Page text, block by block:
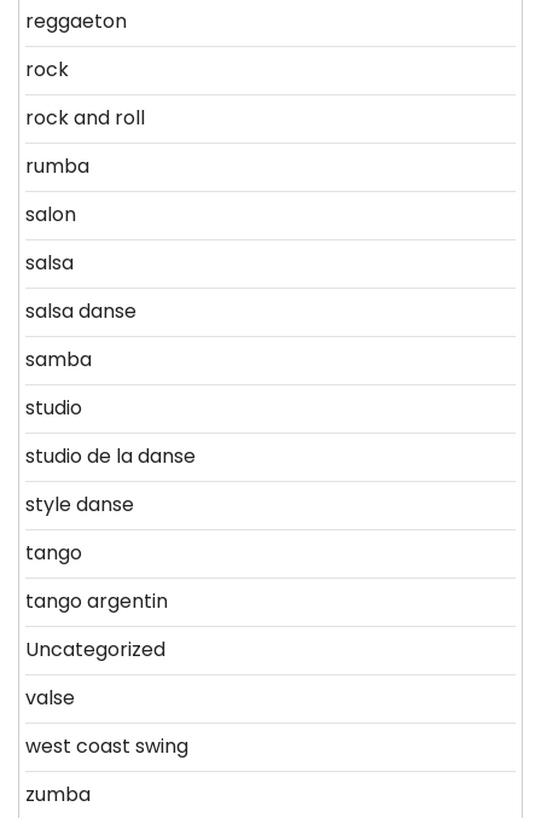
reggaeton
rock
rock and roll
rumba
salon
salsa
salsa danse
samba
studio
studio de la danse
style danse
tango
tango argentin
Uncategorized
valse
west coast swing
zumba